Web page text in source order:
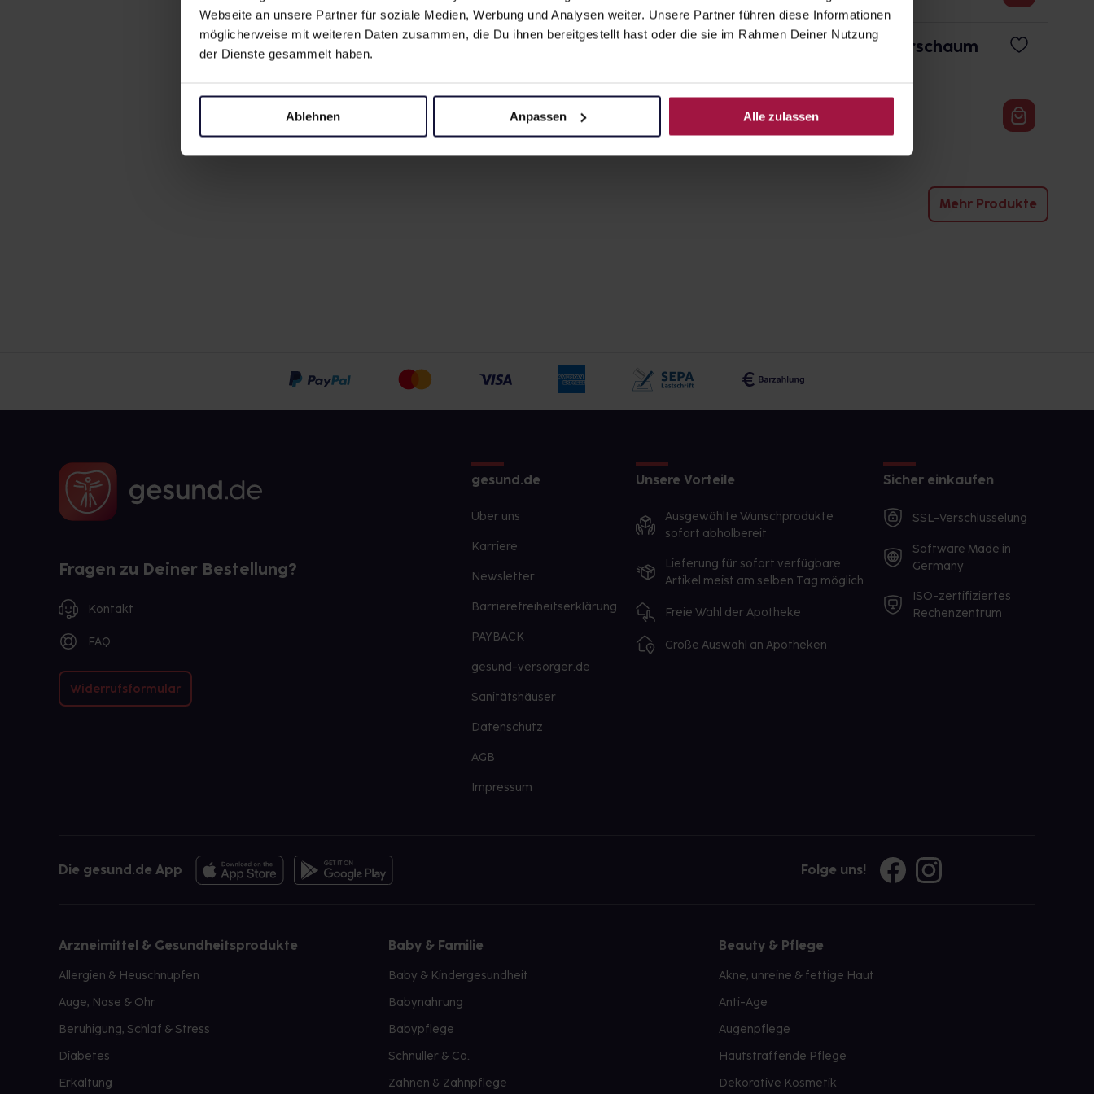
Webseite an unsere Partner für soziale Medien, Werbung und Analysen weiter. Unsere Partner führen diese Informationen
möglicherweise mit weiteren Daten zusammen, die Du ihnen bereitgestellt hast oder die sie im Rahmen Deiner Nutzung
der Dienste gesammelt haben.
Ablehnen Anpassen Alle zulassen
VICHY HOMME Code Purete Rasierschaum
Mehr Produkte
Fragen zu Deiner Bestellung?
Kontakt
FAQ
Widerrufsformular
gesund.de
Über uns
Karriere
Newsletter
Barrierefreiheitserklärung
PAYBACK
gesund-versorger.de
Sanitätshäuser
Datenschutz
AGB
Impressum
Unsere Vorteile
Ausgewählte Wunschprodukte
sofort abholbereit
Lieferung für sofort verfügbare
Artikel meist am selben Tag möglich
Freie Wahl der Apotheke
Große Auswahl an Apotheken
Sicher einkaufen
SSL-Verschlüsselung
Software Made in
Germany
ISO-zertifiziertes
Rechenzentrum
Die gesund.de App Folge uns!
Arzneimittel & Gesundheitsprodukte
Allergien & Heuschnupfen
Auge, Nase & Ohr
Beruhigung, Schlaf & Stress
Diabetes
Erkältung
Baby & Familie
Baby & Kindergesundheit
Babynahrung
Babypflege
Schnuller & Co.
Zahnen & Zahnpflege
Beauty & Pflege
Akne, unreine & fettige Haut
Anti-Age
Augenpflege
Hautstraffende Pflege
Dekorative Kosmetik